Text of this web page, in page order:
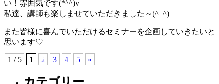
い！雰囲気です(*^^)v
私達、講師も楽しませていただきました～(^_^)
また皆様に喜んでいただけるセミナーを企画していきたいと
思います♡
1 / 5 1 2 3 4 5 »